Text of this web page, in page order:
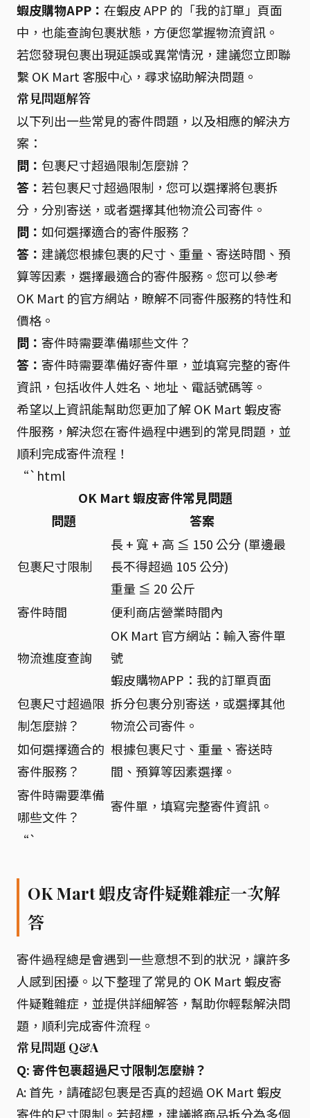
蝦皮購物APP： 在蝦皮 APP 的「我的訂單」頁面
中，也能查詢包裹狀態，方便您掌握物流資訊。
若您發現包裹出現延誤或異常情況，建議您立即聯
繫 OK Mart 客服中心，尋求協助解決問題。
常見問題解答
以下列出一些常見的寄件問題，以及相應的解決方
案：
問： 包裹尺寸超過限制怎麼辦？
答： 若包裹尺寸超過限制，您可以選擇將包裹拆
分，分別寄送，或者選擇其他物流公司寄件。
問： 如何選擇適合的寄件服務？
答： 建議您根據包裹的尺寸、重量、寄送時間、預
算等因素，選擇最適合的寄件服務。您可以參考
OK Mart 的官方網站，瞭解不同寄件服務的特性和
價格。
問： 寄件時需要準備哪些文件？
答： 寄件時需要準備好寄件單，並填寫完整的寄件
資訊，包括收件人姓名、地址、電話號碼等。
希望以上資訊能幫助您更加了解 OK Mart 蝦皮寄
件服務，解決您在寄件過程中遇到的常見問題，並
順利完成寄件流程！
“`html
OK Mart 蝦皮寄件常見問題
問題
答案
包裹尺寸限制
長 + 寬 + 高 ≦ 150 公分 (單邊最
長不得超過 105 公分)
重量 ≦ 20 公斤
寄件時間
便利商店營業時間內
物流進度查詢
OK Mart 官方網站：輸入寄件單
號
蝦皮購物APP：我的訂單頁面
包裹尺寸超過限
制怎麼辦？
拆分包裹分別寄送，或選擇其他
物流公司寄件。
如何選擇適合的
寄件服務？
根據包裹尺寸、重量、寄送時
間、預算等因素選擇。
寄件時需要準備
哪些文件？
寄件單，填寫完整寄件資訊。
“`
OK Mart 蝦皮寄件疑難雜症一次解
答
寄件過程總是會遇到一些意想不到的狀況，讓許多
人感到困擾。以下整理了常見的 OK Mart 蝦皮寄
件疑難雜症，並提供詳細解答，幫助你輕鬆解決問
題，順利完成寄件流程。
常見問題 Q&A
Q: 寄件包裹超過尺寸限制怎麼辦？
A: 首先，請確認包裹是否真的超過 OK Mart 蝦皮
寄件的尺寸限制。若超標，建議將商品拆分為多個